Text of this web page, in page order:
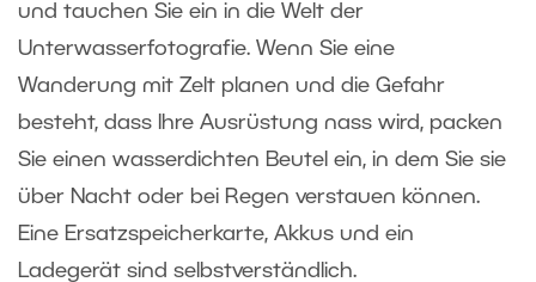
und tauchen Sie ein in die Welt der
Unterwasserfotografie. Wenn Sie eine
Wanderung mit Zelt planen und die Gefahr
besteht, dass Ihre Ausrüstung nass wird, packen
Sie einen wasserdichten Beutel ein, in dem Sie sie
über Nacht oder bei Regen verstauen können.
Eine Ersatzspeicherkarte, Akkus und ein
Ladegerät sind selbstverständlich.